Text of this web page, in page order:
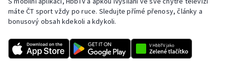
Rychlostní kanoistika
Short track
máte ČT sport vždy po ruce. Sledujte přímé přenosy, články a
bonusový obsah kdekoli a kdykoli.